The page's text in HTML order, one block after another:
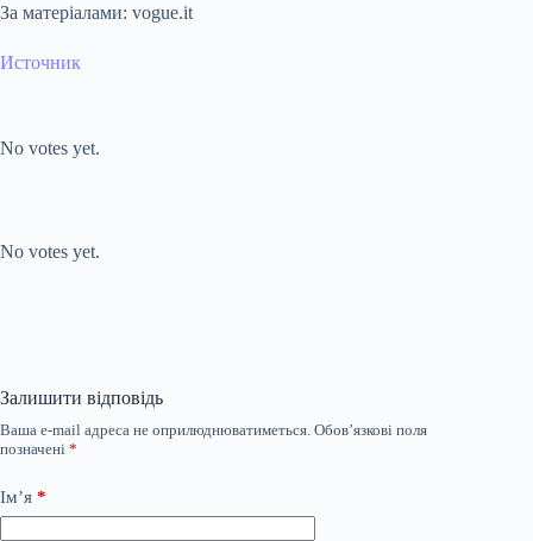
За матеріалами: vogue.it
Источник
No votes yet.
No votes yet.
Залишити відповідь
Ваша e-mail адреса не оприлюднюватиметься. Обов’язкові поля
позначені *
Ім’я *